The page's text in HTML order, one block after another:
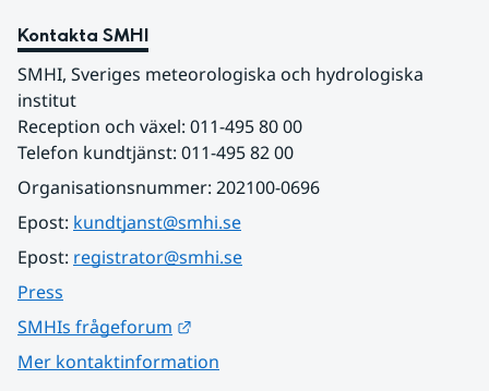
Kontakta SMHI
SMHI, Sveriges meteorologiska och hydrologiska
institut
Reception och växel: 011-495 80 00
Telefon kundtjänst: 011-495 82 00
Organisationsnummer: 202100-0696
Epost: kundtjanst@smhi.se
Epost: registrator@smhi.se
Press
SMHIs frågeforum
Mer kontaktinformation